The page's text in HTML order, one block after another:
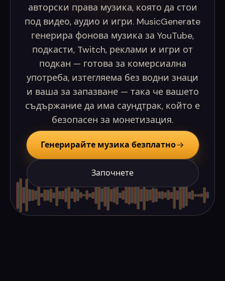
авторски права музика, която да стои
под видео, аудио и игри. MusicGenerate
генерира фонова музика за YouTube,
подкасти, Twitch, реклами и игри от
подкан — готова за комерсиална
употреба, изтегляема без водни знаци
и ваша за запазване — така че вашето
съдържание да има саундтрак, който е
безопасен за монетизация.
Генерирайте музика безплатно
Започнете